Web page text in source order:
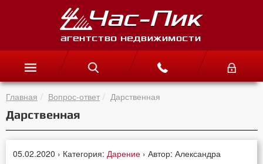
Главная Вопрос-ответ Дарственная
Дарственная
05.02.2020 › Категория: Дарение › Автор: Александра